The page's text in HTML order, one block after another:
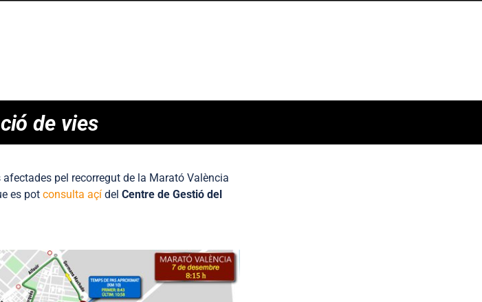
de vies
pel recorregut de la Marató València
es pot consulta açí del Centre de Gestió del